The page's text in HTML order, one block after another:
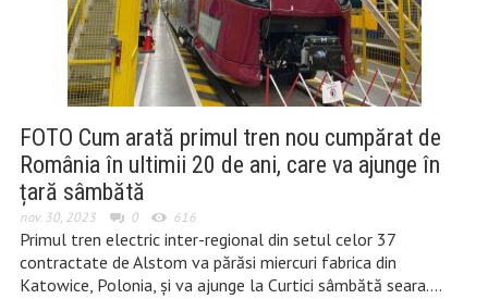
FOTO Cum arată primul tren nou cumpărat de
România în ultimii 20 de ani, care va ajunge în
țară sâmbătă
nov. 30, 2023 0 616
Primul tren electric inter-regional din setul celor 37
contractate de Alstom va părăsi miercuri fabrica din
Katowice, Polonia, şi va ajunge la Curtici sâmbătă seara….